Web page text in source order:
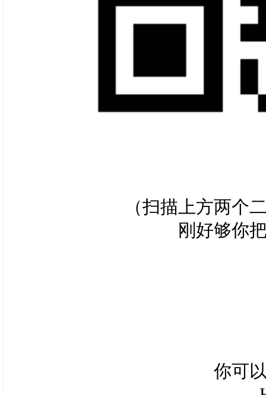
（扫描上方两个
刚好够你
你可